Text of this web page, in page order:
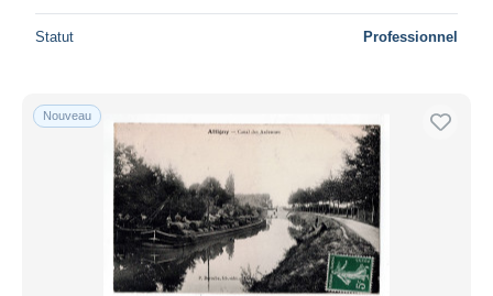
Statut Professionnel
Nouveau